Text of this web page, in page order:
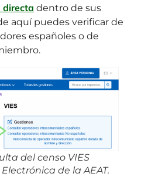
directa dentro de sus
aquí puedes verificar de
españoles o de
del censo VIES
de la AEAT.